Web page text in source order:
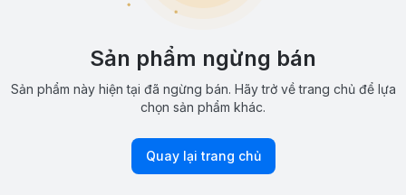
Sản phẩm ngừng bán
Sản phẩm này hiện tại đã ngừng bán. Hãy trở về trang chủ để lựa
chọn sản phẩm khác.
Quay lại trang chủ